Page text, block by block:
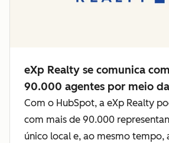
eXp Realty se comunica
90.000 agentes por meio
Com o HubSpot, a eXp Realty
com mais de 90.000
único local e, ao mesmo tempo,